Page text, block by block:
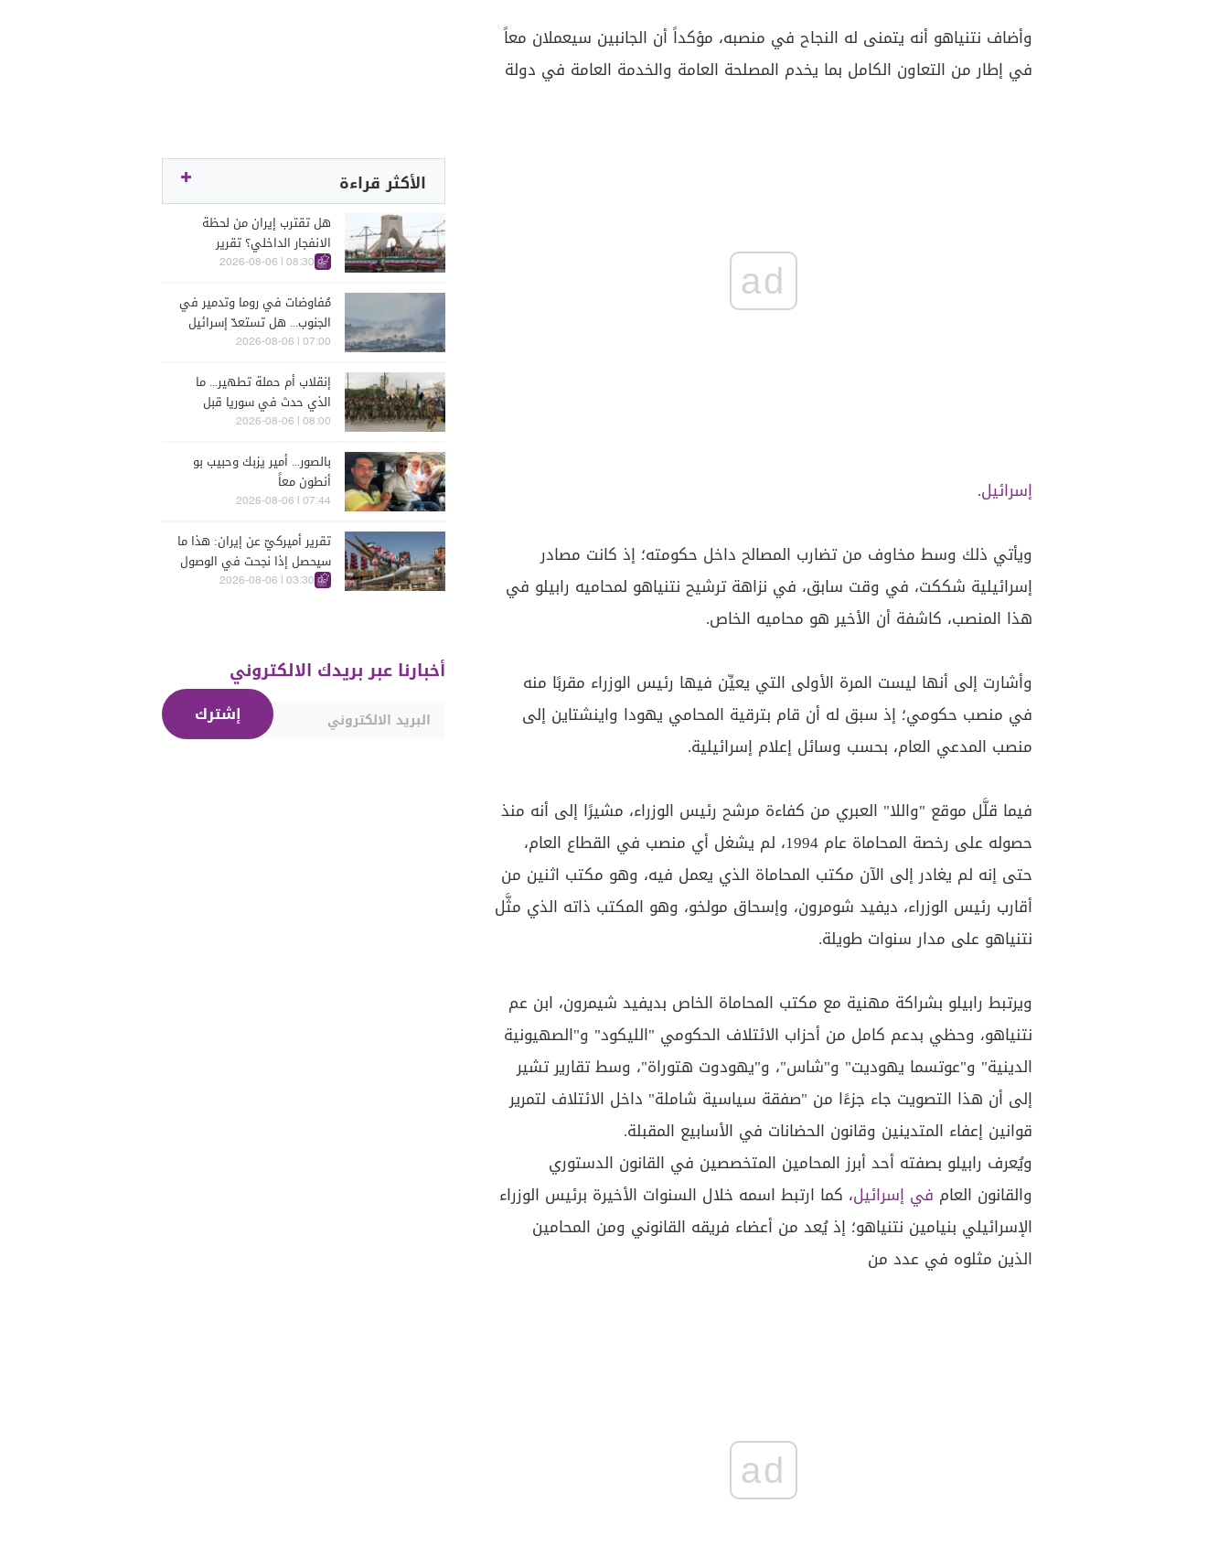
وأضاف نتنياهو أنه يتمنى له النجاح في منصبه، مؤكداً أن الجانبين سيعملان معاً
في إطار من التعاون الكامل بما يخدم المصلحة العامة والخدمة العامة في دولة
ad
إسرائيل.
ويأتي ذلك وسط مخاوف من تضارب المصالح داخل حكومته؛ إذ كانت مصادر
إسرائيلية شككت، في وقت سابق، في نزاهة ترشيح نتنياهو لمحاميه رابيلو في
هذا المنصب، كاشفة أن الأخير هو محاميه الخاص.
وأشارت إلى أنها ليست المرة الأولى التي يعيِّن فيها رئيس الوزراء مقربًا منه
في منصب حكومي؛ إذ سبق له أن قام بترقية المحامي يهودا واينشتاين إلى
منصب المدعي العام، بحسب وسائل إعلام إسرائيلية.
فيما قلَّل موقع "واللا" العبري من كفاءة مرشح رئيس الوزراء، مشيرًا إلى أنه منذ
حصوله على رخصة المحاماة عام 1994، لم يشغل أي منصب في القطاع العام،
حتى إنه لم يغادر إلى الآن مكتب المحاماة الذي يعمل فيه، وهو مكتب اثنين من
أقارب رئيس الوزراء، ديفيد شومرون، وإسحاق مولخو، وهو المكتب ذاته الذي مثَّل
نتنياهو على مدار سنوات طويلة.
ويرتبط رابيلو بشراكة مهنية مع مكتب المحاماة الخاص بديفيد شيمرون، ابن عم
نتنياهو، وحظي بدعم كامل من أحزاب الائتلاف الحكومي "الليكود" و"الصهيونية
الدينية" و"عوتسما يهوديت" و"شاس"، و"يهودوت هتوراة"، وسط تقارير تشير
إلى أن هذا التصويت جاء جزءًا من "صفقة سياسية شاملة" داخل الائتلاف لتمرير
قوانين إعفاء المتدينين وقانون الحضانات في الأسابيع المقبلة.
ويُعرف رابيلو بصفته أحد أبرز المحامين المتخصصين في القانون الدستوري
والقانون العام في إسرائيل، كما ارتبط اسمه خلال السنوات الأخيرة برئيس الوزراء
الإسرائيلي بنيامين نتنياهو؛ إذ يُعد من أعضاء فريقه القانوني ومن المحامين
الذين مثلوه في عدد من
ad
الأكثر قراءة
هل تقترب إيران من لحظة
الانفجار الداخلي؟ تقرير
اسرائيلي يكشف الكواليس
08:30 | 2026-08-06
مُفاوضات في روما وتدمير في
الجنوب... هل تستعدّ إسرائيل
للحرب؟
07:00 | 2026-08-06
إنقلاب أم حملة تطهير... ما
الذي حدث في سوريا قبل
يومين؟
08:00 | 2026-08-06
بالصور... أمير يزبك وحبيب بو
أنطون معاً
07:44 | 2026-08-06
تقرير أميركيّ عن إيران: هذا ما
سيحصل إذا نجحت في الوصول
إلى هذه الدولة الآسيويّة
03:30 | 2026-08-06
أخبارنا عبر بريدك الالكتروني
إشترك